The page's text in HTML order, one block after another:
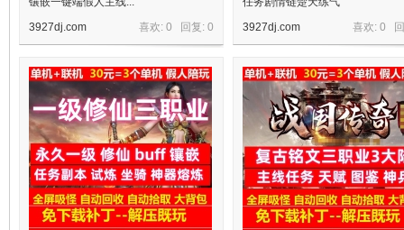
喜欢: 0 回复: 0
3927dj.com
喜欢: 0
3927dj.com